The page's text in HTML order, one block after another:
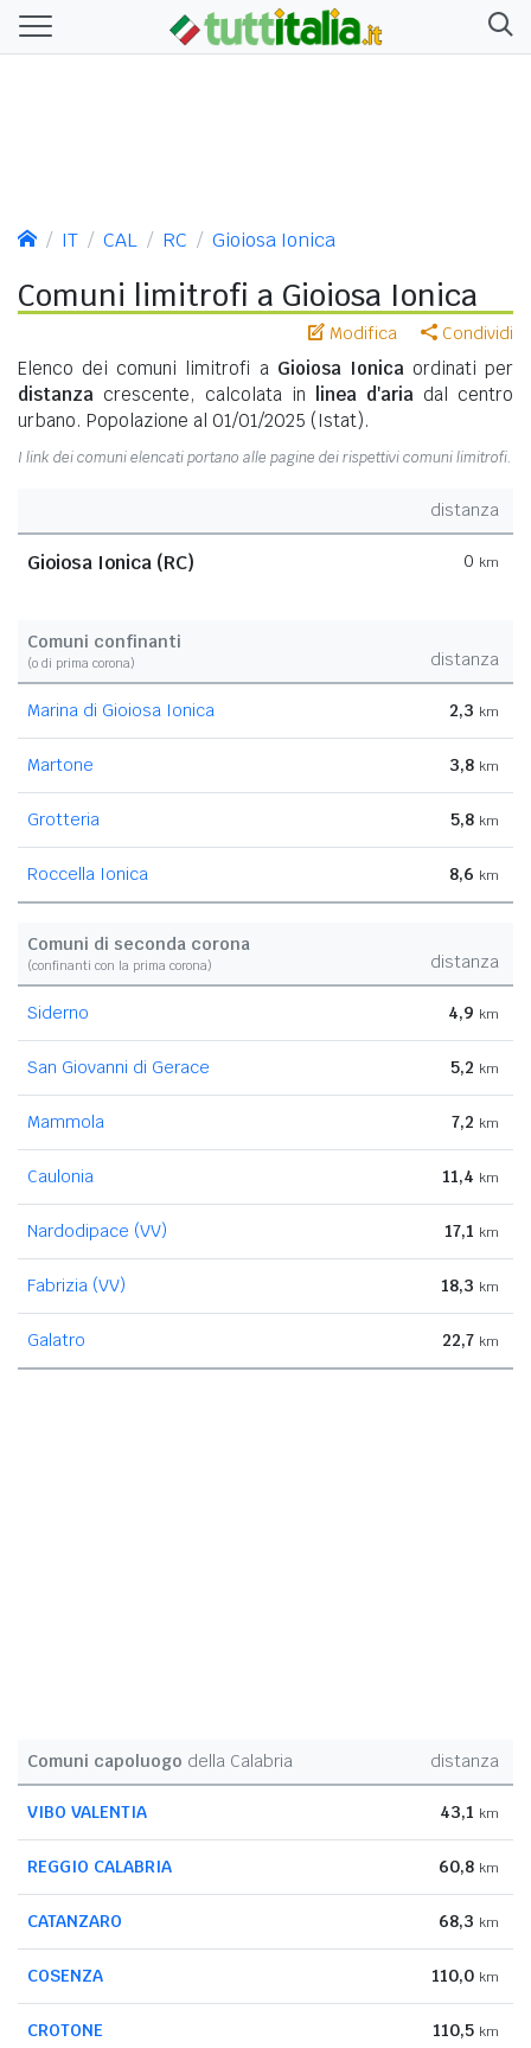
IT CAL RC Gioiosa Ionica
Comuni limitrofi a Gioiosa Ionica
Modifica Condividi
Elenco dei comuni limitrofi a Gioiosa Ionica ordinati per
distanza crescente, calcolata in linea d'aria dal centro
urbano. Popolazione al 01/01/2025 (Istat).
I link dei comuni elencati portano alle pagine dei rispettivi comuni limitrofi.
distanza
Gioiosa Ionica (RC) 0 km
Comuni confinanti
(o di prima corona) distanza
Marina di Gioiosa Ionica 2,3 km
Martone 3,8 km
Grotteria 5,8 km
Roccella Ionica 8,6 km
Comuni di seconda corona
(confinanti con la prima corona) distanza
Siderno 4,9 km
San Giovanni di Gerace 5,2 km
Mammola 7,2 km
Caulonia 11,4 km
Nardodipace (VV) 17,1 km
Fabrizia (VV) 18,3 km
Galatro 22,7 km
Comuni capoluogo della Calabria distanza
VIBO VALENTIA 43,1 km
REGGIO CALABRIA 60,8 km
CATANZARO 68,3 km
COSENZA 110,0 km
CROTONE 110,5 km